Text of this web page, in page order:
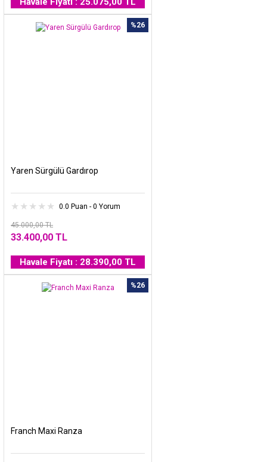
%26
Yaren Sürgülü Gardırop
0.0 Puan - 0 Yorum
45.000,00 TL
33.400,00 TL
Havale Fiyatı : 28.390,00 TL
%26
Franch Maxi Ranza